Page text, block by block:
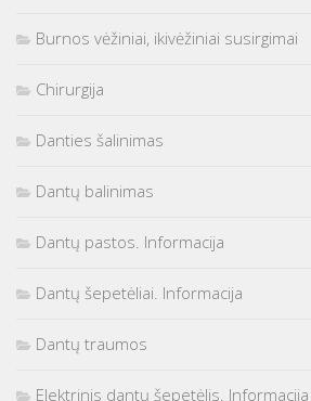
Burnos vėžiniai, ikivėžiniai susirgimai
Chirurgija
Danties šalinimas
Dantų balinimas
Dantų pastos. Informacija
Dantų šepetėliai. Informacija
Dantų traumos
Elektrinis dantų šepetėlis. Informacija